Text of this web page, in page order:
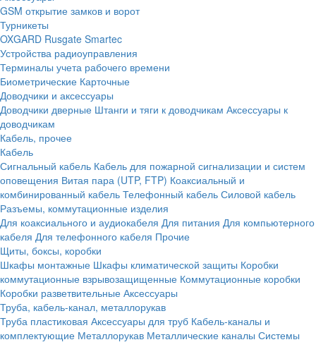
GSM открытие замков и ворот
Турникеты
OXGARD Rusgate Smartec
Устройства радиоуправления
Терминалы учета рабочего времени
Биометрические Карточные
Доводчики и аксессуары
Доводчики дверные Штанги и тяги к доводчикам Аксессуары к
доводчикам
Кабель, прочее
Кабель
Сигнальный кабель Кабель для пожарной сигнализации и систем
оповещения Витая пара (UTP, FTP) Коаксиальный и
комбинированный кабель Телефонный кабель Силовой кабель
Разъемы, коммутационные изделия
Для коаксиального и аудиокабеля Для питания Для компьютерного
кабеля Для телефонного кабеля Прочие
Щиты, боксы, коробки
Шкафы монтажные Шкафы климатической защиты Коробки
коммутационные взрывозащищенные Коммутационные коробки
Коробки разветвительные Аксессуары
Труба, кабель-канал, металлорукав
Труба пластиковая Аксессуары для труб Кабель-каналы и
комплектующие Металлорукав Металлические каналы Системы